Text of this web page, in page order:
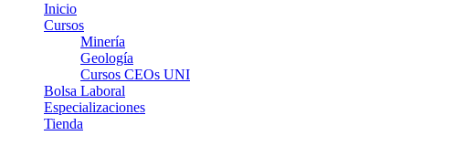
Inicio
Cursos
Minería
Geología
Cursos CEOs UNI
Bolsa Laboral
Especializaciones
Tienda